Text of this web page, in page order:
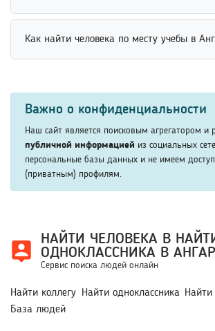
данных. Для повышения точности
использовать имя, фамилию, место
Поиск людей во ВКонтакте возможен
и позволяет быстрее определить нужного
Как найти человека по месту учебы в
социальные сети, базы выпускников и
специализированные сервисы. Для
рекомендуется указать учебное
курс или год выпуска. Это помогает
нужного человека среди студентов и
Важно о конфиденциальности
Наш сайт является поисковым агрегатором и
публичной информацией из социальных
персональные базы данных и не имеем
(приватным) профилям.
НАЙТИ ЧЕЛОВЕКА В
ОДНОКЛАССНИКА В
Сервис поиска людей онлайн
Найти коллегу Найти одноклассника
База людей